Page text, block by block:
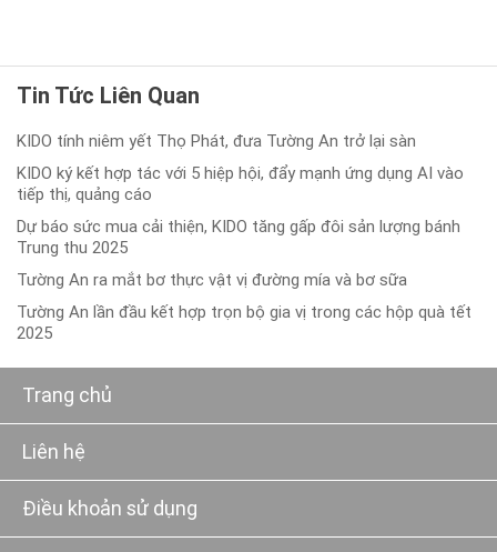
Tin Tức Liên Quan
KIDO tính niêm yết Thọ Phát, đưa Tường An trở lại sàn
KIDO ký kết hợp tác với 5 hiệp hội, đẩy mạnh ứng dụng AI vào
tiếp thị, quảng cáo
Dự báo sức mua cải thiện, KIDO tăng gấp đôi sản lượng bánh
Trung thu 2025
Tường An ra mắt bơ thực vật vị đường mía và bơ sữa
Tường An lần đầu kết hợp trọn bộ gia vị trong các hộp quà tết
2025
Trang chủ
Liên hệ
Điều khoản sử dụng